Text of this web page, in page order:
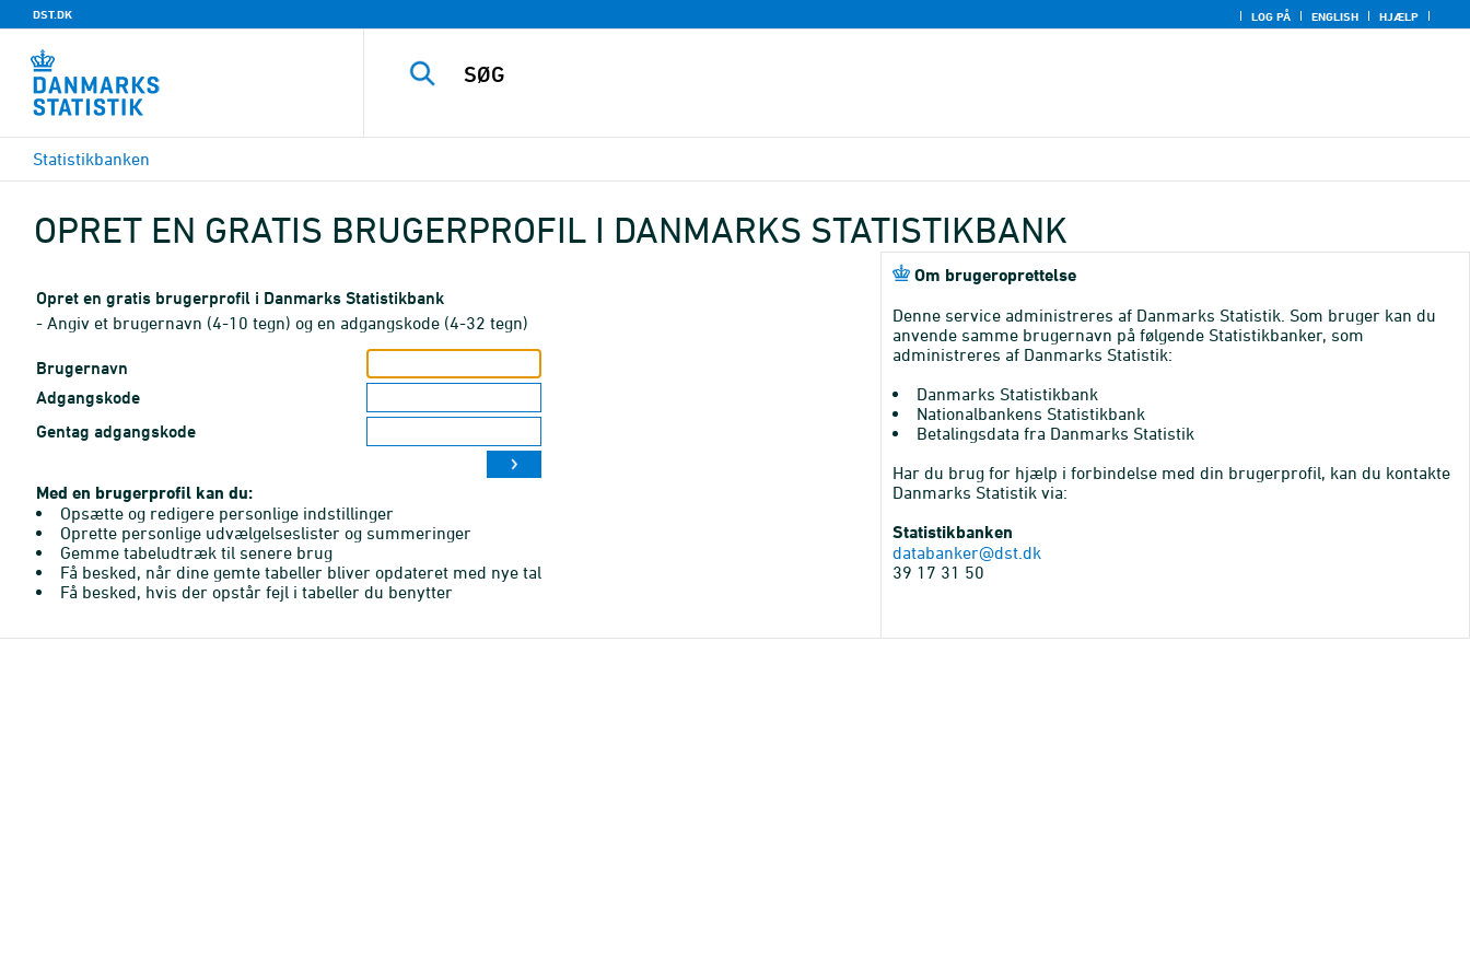
DST.DK LOG PÅ ENGLISH HJÆLP
Statistikbanken
OPRET EN GRATIS BRUGERPROFIL I DANMARKS STATISTIKBANK
Opret en gratis brugerprofil i Danmarks Statistikbank
- Angiv et brugernavn (4-10 tegn) og en adgangskode (4-32 tegn)
Brugernavn
Adgangskode
Gentag adgangskode
Med en brugerprofil kan du:
Opsætte og redigere personlige indstillinger
Oprette personlige udvælgelseslister og summeringer
Gemme tabeludtræk til senere brug
Få besked, når dine gemte tabeller bliver opdateret med nye tal
Få besked, hvis der opstår fejl i tabeller du benytter
Om brugeroprettelse
Denne service administreres af Danmarks Statistik. Som bruger kan du
anvende samme brugernavn på følgende Statistikbanker, som
administreres af Danmarks Statistik:
Danmarks Statistikbank
Nationalbankens Statistikbank
Betalingsdata fra Danmarks Statistik
Har du brug for hjælp i forbindelse med din brugerprofil, kan du kontakte
Danmarks Statistik via:
Statistikbanken
databanker@dst.dk
39 17 31 50